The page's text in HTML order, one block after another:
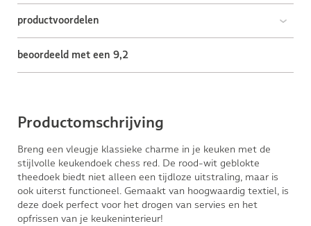
productvoordelen
beoordeeld met een 9,2
Productomschrijving
Breng een vleugje klassieke charme in je keuken met de
stijlvolle keukendoek chess red. De rood-wit geblokte
theedoek biedt niet alleen een tijdloze uitstraling, maar is
ook uiterst functioneel. Gemaakt van hoogwaardig textiel, is
deze doek perfect voor het drogen van servies en het
opfrissen van je keukeninterieur!